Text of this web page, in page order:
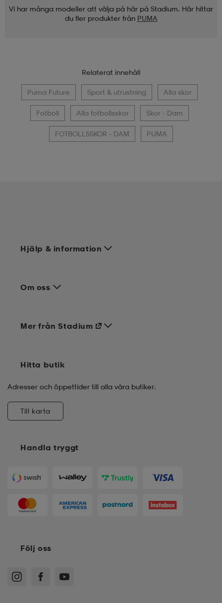
Vi har många modeller att välja på här på Stadium. Här hittar
du fler produkter från PUMA
Relaterat innehåll
Puma Future Sport & utrustning Alla skor
Fotboll Alla fotbollsskor Skor - Dam
FOTBOLLSSKOR - DAM PUMA
Hjälp & information
Om oss
Handla tryggt
Mer från Stadium
Hitta butik
Adresser och öppettider till alla våra butiker.
Till karta
Följ oss